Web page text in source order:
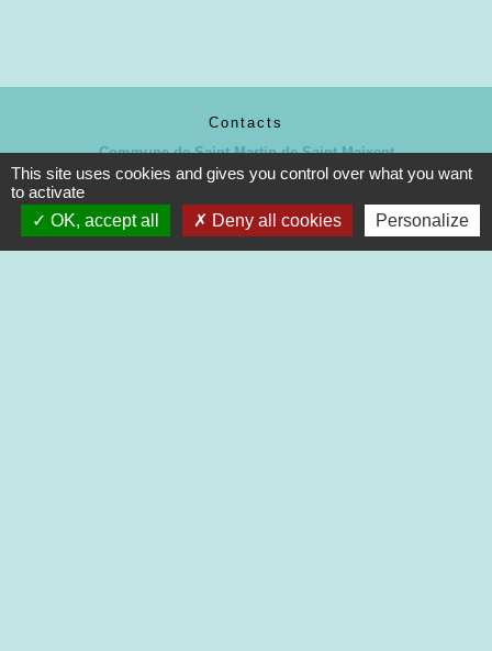
Contacts
Commune de Saint-Martin-de-Saint-Maixent
2 rue des Ecoles
+33 5 49 05 52 52
Contact par formulaire
This site uses cookies and gives you control over what you want
to activate
OK, accept all
Deny all cookies Personalize